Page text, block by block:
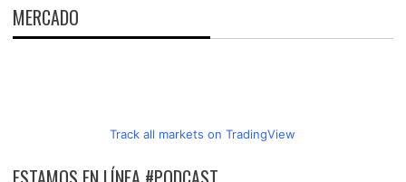
MERCADO
Track all markets on TradingView